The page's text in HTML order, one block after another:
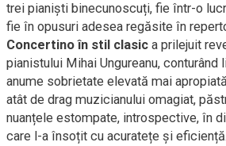
trei pianiști binecunoscuți, fie într-o
fie în opusuri adesea regăsite în
Concertino în stil clasic a prilejuit
pianistului Mihai Ungureanu, conturând
anume sobrietate elevată mai
atât de drag muzicianului omagiat,
nuanțele estompate, introspective, în
care l-a însoțit cu acuratețe și